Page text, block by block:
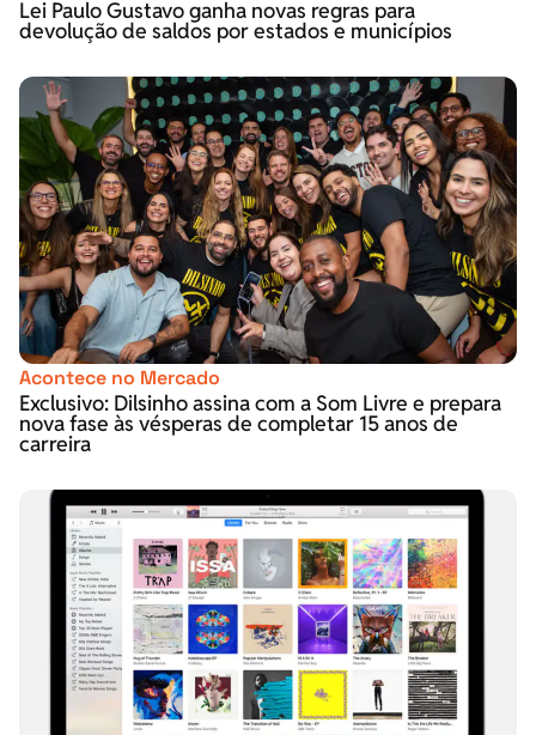
Lei Paulo Gustavo ganha novas regras para
devolução de saldos por estados e municípios
Acontece no Mercado
Exclusivo: Dilsinho assina com a Som Livre e prepara
nova fase às vésperas de completar 15 anos de
carreira